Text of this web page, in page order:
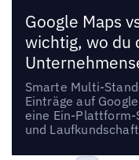
Google Maps
wichtig, wo du
Smarte Multi-
Einträge auf
eine Ein-
und